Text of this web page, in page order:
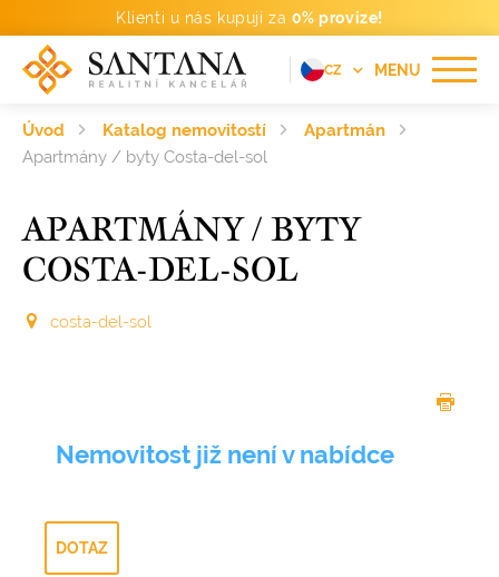
Klienti u nás kupují za 0% provize!
MENU
CZ
Úvod Katalog nemovitostí
Apartmán
Apartmány / byty Costa-del-sol
APARTMÁNY / BYTY
COSTA-DEL-SOL
costa-del-sol
Nemovitost již není v nabídce
DOTAZ